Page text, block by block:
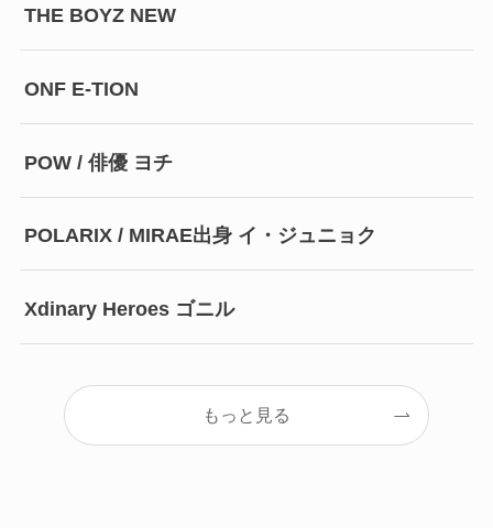
THE BOYZ NEW
ONF E-TION
POW / 俳優 ヨチ
POLARIX / MIRAE出身 イ・ジュニョク
Xdinary Heroes ゴニル
もっと見る